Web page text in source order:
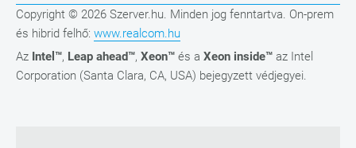
Copyright © 2026 Szerver.hu. Minden jog fenntartva. On-prem
és hibrid felhő: www.realcom.hu
Az Intel™, Leap ahead™, Xeon™ és a Xeon inside™ az Intel
Corporation (Santa Clara, CA, USA) bejegyzett védjegyei.